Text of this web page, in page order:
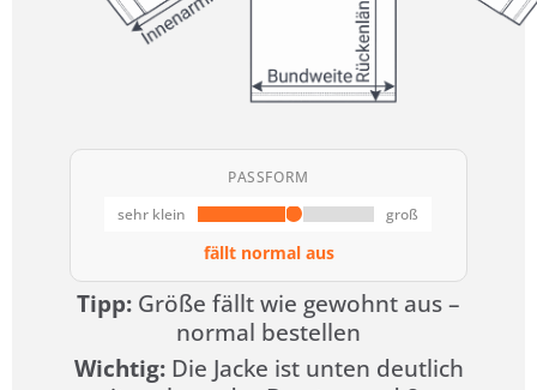
PASSFORM
sehr klein
groß
fällt normal aus
Tipp: Größe fällt wie gewohnt aus –
normal bestellen
Wichtig:Die Jacke ist unten deutlich